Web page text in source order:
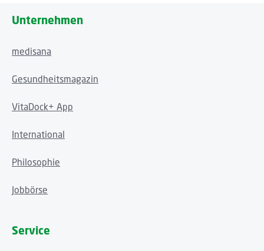
Unternehmen
medisana
Gesundheitsmagazin
VitaDock+ App
International
Philosophie
Jobbörse
Service